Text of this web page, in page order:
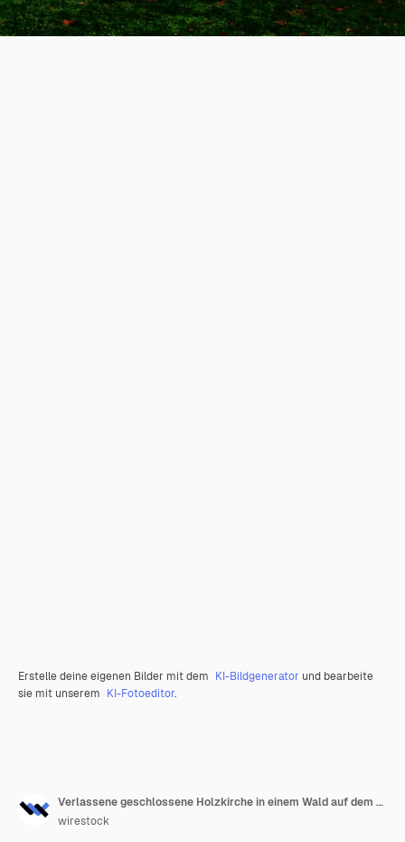
Erstelle deine eigenen Bilder mit dem KI-Bildgenerator und bearbeite
sie mit unserem KI-Fotoeditor.
Verlassene geschlossene Holzkirche in einem Wald auf dem Land
wirestock